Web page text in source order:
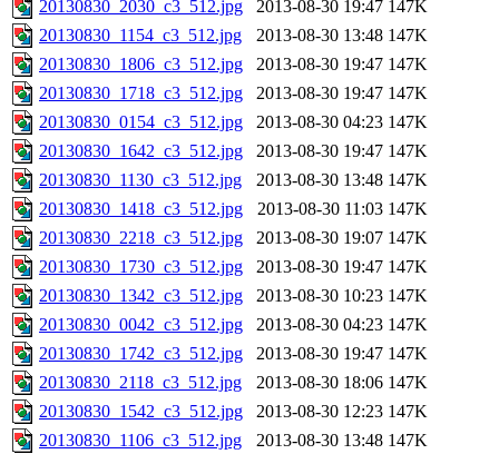
20130830_2030_c3_512.jpg
2013-08-30 19:47 147K
20130830_1154_c3_512.jpg
2013-08-30 13:48 147K
20130830_1806_c3_512.jpg
2013-08-30 19:47 147K
20130830_1718_c3_512.jpg
2013-08-30 19:47 147K
20130830_0154_c3_512.jpg
2013-08-30 04:23 147K
20130830_1642_c3_512.jpg
2013-08-30 19:47 147K
20130830_1130_c3_512.jpg
2013-08-30 13:48 147K
20130830_1418_c3_512.jpg
2013-08-30 11:03 147K
20130830_2218_c3_512.jpg
2013-08-30 19:07 147K
20130830_1730_c3_512.jpg
2013-08-30 19:47 147K
20130830_1342_c3_512.jpg
2013-08-30 10:23 147K
20130830_0042_c3_512.jpg
2013-08-30 04:23 147K
20130830_1742_c3_512.jpg
2013-08-30 19:47 147K
20130830_2118_c3_512.jpg
2013-08-30 18:06 147K
20130830_1542_c3_512.jpg
2013-08-30 12:23 147K
20130830_1106_c3_512.jpg
2013-08-30 13:48 147K